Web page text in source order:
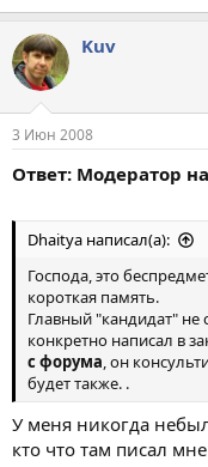
Kuv
3 Июн 2008
Ответ: Модератор
Dhaitya написал(а):
Господа, это
короткая память.
Главный "кандидат" не
конкретно написал в
с форума, он
будет также. .
У меня никогда
кто что там писал